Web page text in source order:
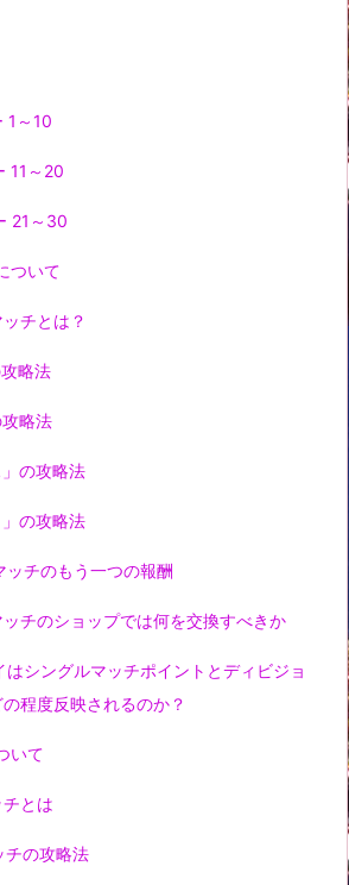
1～10
11～20
21～30
ついて
チとは？
略法
略法
の攻略法
の攻略法
ッチのもう一つの報酬
ッチのショップでは何を交換すべきか
はシングルマッチポイントとディビジョ
程度反映されるのか？
いて
チとは
チの攻略法